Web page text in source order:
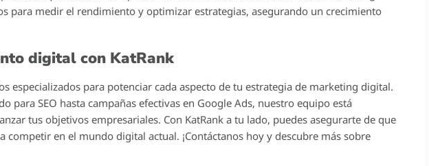
para medir el rendimiento y optimizar estrategias, asegurando un crecimiento
digital con KatRank
especializados para potenciar cada aspecto de tu estrategia de marketing digital.
para SEO hasta campañas efectivas en Google Ads, nuestro equipo está
tus objetivos empresariales. Con KatRank a tu lado, puedes asegurarte de que
competir en el mundo digital actual. ¡Contáctanos hoy y descubre más sobre